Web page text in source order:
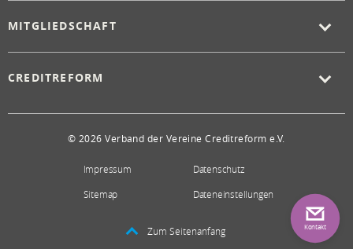
MITGLIEDSCHAFT
CREDITREFORM
© 2026 Verband der Vereine Creditreform e.V.
Impressum
Datenschutz
Sitemap
Dateneinstellungen
Zum Seitenanfang Kontakt